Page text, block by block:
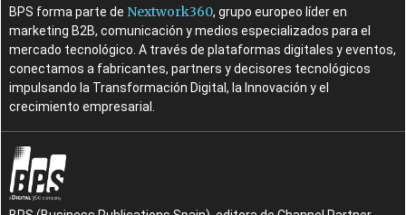
BPS forma parte de Nextwork360, grupo europeo líder en
marketing B2B, comunicación y medios especializados para el
mercado tecnológico. A través de plataformas digitales y eventos,
conectamos a fabricantes, partners y decisores tecnológicos
impulsando la Transformación Digital, la Innovación y el
crecimiento empresarial.